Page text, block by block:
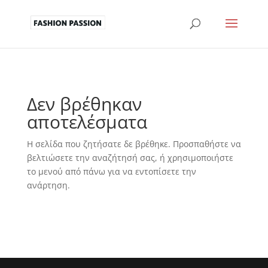
Δεν βρέθηκαν
αποτελέσματα
Η σελίδα που ζητήσατε δε βρέθηκε. Προσπαθήστε να
βελτιώσετε την αναζήτησή σας, ή χρησιμοποιήστε
το μενού από πάνω για να εντοπίσετε την
ανάρτηση.